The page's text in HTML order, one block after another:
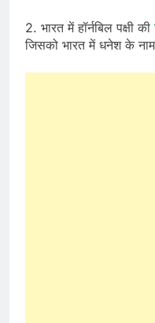
2. भारत में हॉर्नबिल पक्षी की
जिसको भारत में धनेश के